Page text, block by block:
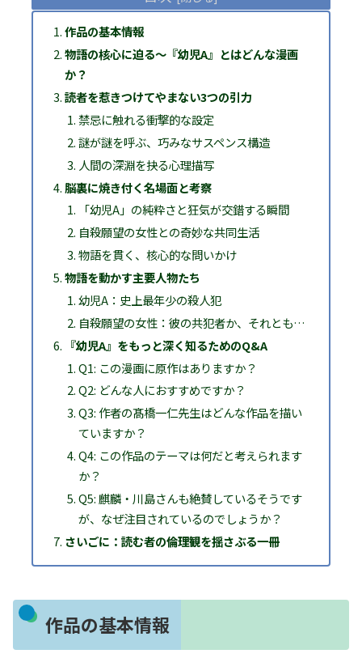
作品の基本情報
物語の核心に迫る〜『幼児A』とはどんな漫画
か？
読者を惹きつけてやまない3つの引力
禁忌に触れる衝撃的な設定
謎が謎を呼ぶ、巧みなサスペンス構造
人間の深淵を抉る心理描写
脳裏に焼き付く名場面と考察
「幼児A」の純粋さと狂気が交錯する瞬間
自殺願望の女性との奇妙な共同生活
物語を貫く、核心的な問いかけ
物語を動かす主要人物たち
幼児A：史上最年少の殺人犯
自殺願望の女性：彼の共犯者か、それとも…
『幼児A』をもっと深く知るためのQ&A
Q1: この漫画に原作はありますか？
Q2: どんな人におすすめですか？
Q3: 作者の髙橋一仁先生はどんな作品を描い
ていますか？
Q4: この作品のテーマは何だと考えられます
か？
Q5: 麒麟・川島さんも絶賛しているそうです
が、なぜ注目されているのでしょうか？
さいごに：読む者の倫理観を揺さぶる一冊
作品の基本情報